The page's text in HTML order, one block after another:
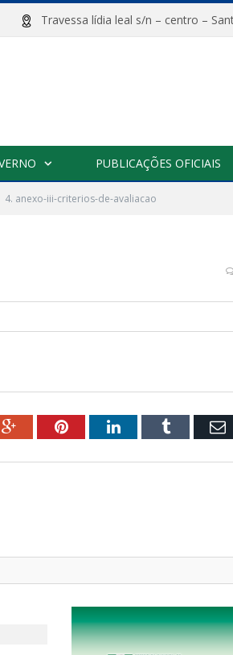
Travessa lídia leal s/n – centro –
PUBLICAÇÕES OFICIAIS
4. anexo-iii-criterios-de-avaliacao
Google+PinterestLinkedInTumblr